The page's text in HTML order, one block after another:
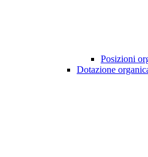
Posizioni
Dotazione